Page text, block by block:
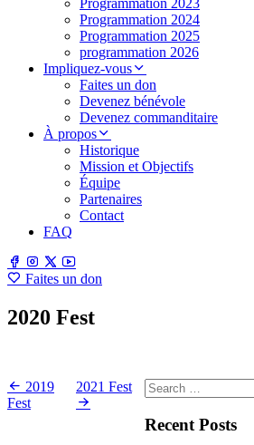
Programmation 2023
Programmation 2024
Programmation 2025
programmation 2026
Impliquez-vous
Faites un don
Devenez bénévole
Devenez commanditaire
À propos
Historique
Mission et Objectifs
Équipe
Partenaires
Contact
FAQ
Faites un don
2020 Fest
2019
Fest
2021 Fest
Search
for:
Recent Posts